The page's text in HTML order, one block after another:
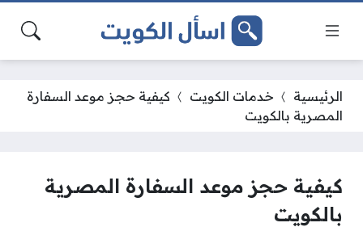
الرئيسية خدمات الكويت
كيفية حجز موعد السفارة
المصرية بالكويت
كيفية حجز موعد السفارة المصرية
بالكويت